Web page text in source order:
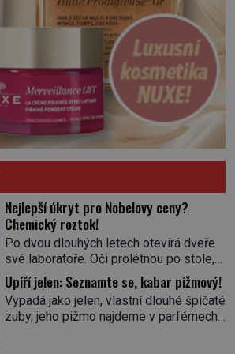
Nejlepší úkryt pro Nobelovy ceny?
Chemický roztok!
Po dvou dlouhých letech otevírá dveře
své laboratoře. Oči prolétnou po stole,
aby pak ulpěly na regálu, kde se nachází
všemožné látky. Hledá žluto-oranžovou
tekutinu, jakmile ji zahlédne, nesmírně
se mu uleví. Teď může svůj plán
Upíří jelen: Seznamte se, kabar pižmový!
Vypadá jako jelen, vlastní dlouhé špičaté
zuby, jeho pižmo najdeme v parfémech